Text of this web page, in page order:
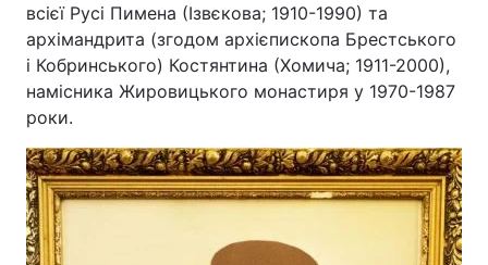
всієї Русі Пимена (Ізвєкова; 1910-1990) та
архімандрита (згодом архієпископа Брестського
і Кобринського) Костянтина (Хомича; 1911-2000),
намісника Жировицького монастиря у 1970-1987
роки.